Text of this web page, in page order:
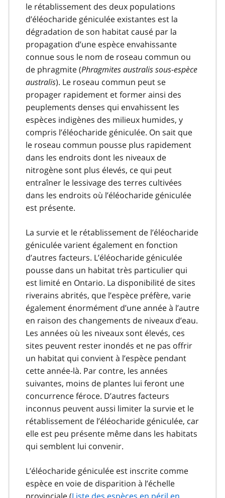
le rétablissement des deux populations
d’éléocharide géniculée existantes est la
dégradation de son habitat causé par la
propagation d’une espèce envahissante
connue sous le nom de roseau commun ou
de phragmite (Phragmites australis sous-espèce
australis). Le roseau commun peut se
propager rapidement et former ainsi des
peuplements denses qui envahissent les
espèces indigènes des milieux humides, y
compris l’éléocharide géniculée. On sait que
le roseau commun pousse plus rapidement
dans les endroits dont les niveaux de
nitrogène sont plus élevés, ce qui peut
entraîner le lessivage des terres cultivées
dans les endroits où l’éléocharide géniculée
est présente.
La survie et le rétablissement de l’éléocharide
géniculée varient également en fonction
d’autres facteurs. L’éléocharide géniculée
pousse dans un habitat très particulier qui
est limité en Ontario. La disponibilité de sites
riverains abrités, que l’espèce préfère, varie
également énormément d’une année à l’autre
en raison des changements de niveaux d’eau.
Les années où les niveaux sont élevés, ces
sites peuvent rester inondés et ne pas offrir
un habitat qui convient à l’espèce pendant
cette année-là. Par contre, les années
suivantes, moins de plantes lui feront une
concurrence féroce. D’autres facteurs
inconnus peuvent aussi limiter la survie et le
rétablissement de l’éléocharide géniculée, car
elle est peu présente même dans les habitats
qui semblent lui convenir.
L’éléocharide géniculée est inscrite comme
espèce en voie de disparition à l’échelle